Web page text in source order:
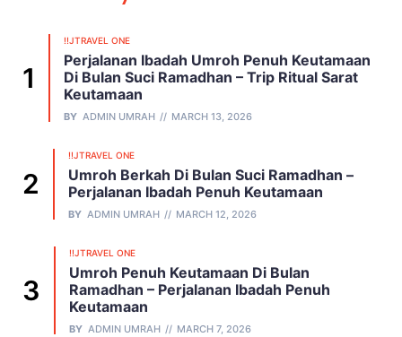
!!JTRAVEL ONE
Perjalanan Ibadah Umroh Penuh Keutamaan
Di Bulan Suci Ramadhan – Trip Ritual Sarat
Keutamaan
BY ADMIN UMRAH MARCH 13, 2026
!!JTRAVEL ONE
Umroh Berkah Di Bulan Suci Ramadhan –
Perjalanan Ibadah Penuh Keutamaan
BY ADMIN UMRAH MARCH 12, 2026
!!JTRAVEL ONE
Umroh Penuh Keutamaan Di Bulan
Ramadhan – Perjalanan Ibadah Penuh
Keutamaan
BY ADMIN UMRAH MARCH 7, 2026